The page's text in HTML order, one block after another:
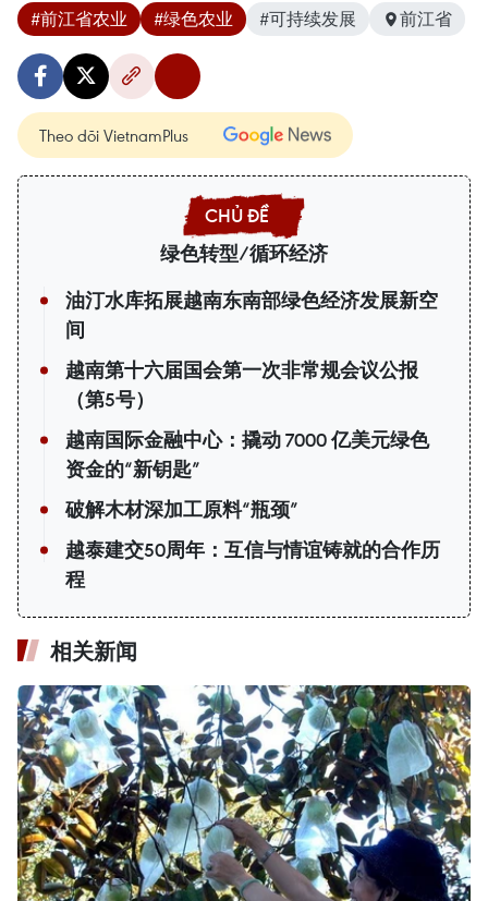
#前江省农业 #绿色农业 #可持续发展 前江省
Theo dõi VietnamPlus
绿色转型/循环经济
油汀水库拓展越南东南部绿色经济发展新空
间
越南第十六届国会第一次非常规会议公报
（第5号）
越南国际金融中心：撬动 7000 亿美元绿色
资金的“新钥匙”
破解木材深加工原料“瓶颈”
越泰建交50周年：互信与情谊铸就的合作历
程
相关新闻